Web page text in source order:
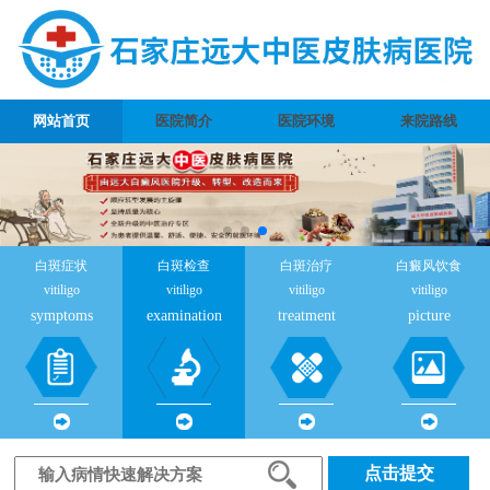
网站首页 医院简介 医院环境 来院路线
白斑症状
vitiligo
symptoms
白斑检查
vitiligo
examination
白斑治疗
vitiligo
treatment
白癜风饮食
vitiligo
picture
点击提交